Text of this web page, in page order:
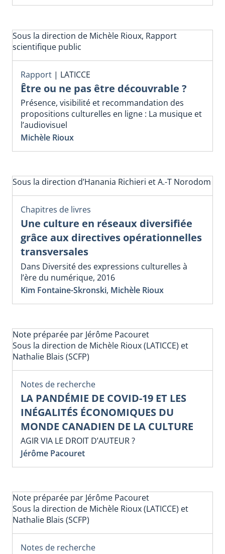
Sous la direction de Michèle Rioux, Rapport
scientifique public
Rapport | LATICCE
Être ou ne pas être découvrable ?
Présence, visibilité et recommandation des
propositions culturelles en ligne : La musique et
l’audiovisuel
Michèle Rioux
Sous la direction d’Hanania Richieri et A.-T Norodom
Chapitres de livres
Une culture en réseaux diversifiée
grâce aux directives opérationnelles
transversales
Dans Diversité des expressions culturelles à
l’ère du numérique, 2016
Kim Fontaine-Skronski, Michèle Rioux
Note préparée par Jérôme Pacouret
Sous la direction de Michèle Rioux (LATICCE) et
Nathalie Blais (SCFP)
Notes de recherche
LA PANDÉMIE DE COVID-19 ET LES
INÉGALITÉS ÉCONOMIQUES DU
MONDE CANADIEN DE LA CULTURE
AGIR VIA LE DROIT D’AUTEUR ?
Jérôme Pacouret
Note préparée par Jérôme Pacouret
Sous la direction de Michèle Rioux (LATICCE) et
Nathalie Blais (SCFP)
Notes de recherche